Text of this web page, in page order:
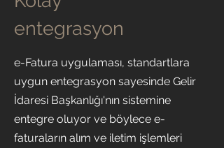
entegrasyon
e-Fatura uygulaması, standartlara
uygun entegrasyon sayesinde Gelir
İdaresi Başkanlığı'nın sistemine
entegre oluyor ve böylece e-
faturaların alım ve iletim işlemleri